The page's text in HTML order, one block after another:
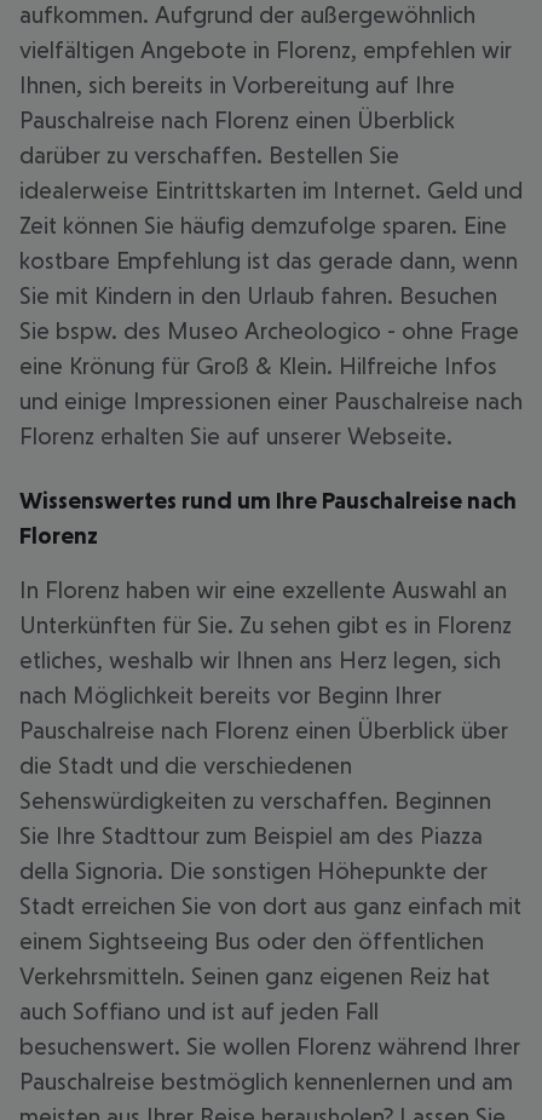
aufkommen. Aufgrund der außergewöhnlich
vielfältigen Angebote in Florenz, empfehlen wir
Ihnen, sich bereits in Vorbereitung auf Ihre
Pauschalreise nach Florenz einen Überblick
darüber zu verschaffen. Bestellen Sie
idealerweise Eintrittskarten im Internet. Geld und
Zeit können Sie häufig demzufolge sparen. Eine
kostbare Empfehlung ist das gerade dann, wenn
Sie mit Kindern in den Urlaub fahren. Besuchen
Sie bspw. des Museo Archeologico - ohne Frage
eine Krönung für Groß & Klein. Hilfreiche Infos
und einige Impressionen einer Pauschalreise nach
Florenz erhalten Sie auf unserer Webseite.
Wissenswertes rund um Ihre Pauschalreise nach
Florenz
In Florenz haben wir eine exzellente Auswahl an
Unterkünften für Sie. Zu sehen gibt es in Florenz
etliches, weshalb wir Ihnen ans Herz legen, sich
nach Möglichkeit bereits vor Beginn Ihrer
Pauschalreise nach Florenz einen Überblick über
die Stadt und die verschiedenen
Sehenswürdigkeiten zu verschaffen. Beginnen
Sie Ihre Stadttour zum Beispiel am des Piazza
della Signoria. Die sonstigen Höhepunkte der
Stadt erreichen Sie von dort aus ganz einfach mit
einem Sightseeing Bus oder den öffentlichen
Verkehrsmitteln. Seinen ganz eigenen Reiz hat
auch Soffiano und ist auf jeden Fall
besuchenswert. Sie wollen Florenz während Ihrer
Pauschalreise bestmöglich kennenlernen und am